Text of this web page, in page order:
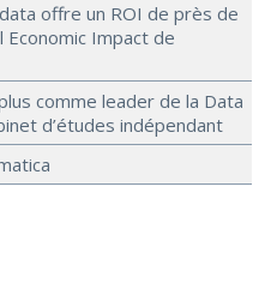
offre un ROI de près de
Impact de
comme leader de la Data
d’études indépendant